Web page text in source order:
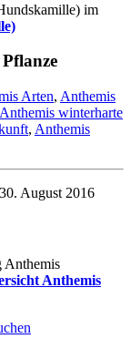
im
Arten, Anthemis
Anthemis winterharte
, Anthemis
30. August 2016
Anthemis
Anthemis